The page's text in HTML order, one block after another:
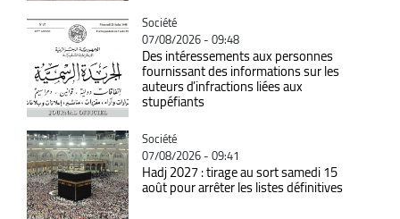
Catégorie
Société
07/08/2026 - 09:48
Des intéressements aux personnes
fournissant des informations sur les
auteurs d’infractions liées aux
stupéfiants
Catégorie
Société
07/08/2026 - 09:41
Hadj 2027 : tirage au sort samedi 15
août pour arrêter les listes définitives